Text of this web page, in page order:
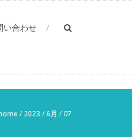
い合わせ
/ 2023 /6月 / 07